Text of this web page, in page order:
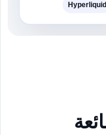
Hyperliquid